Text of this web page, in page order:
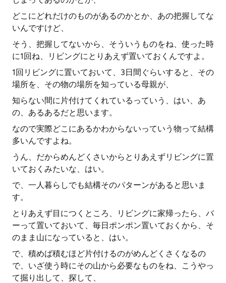
どこにどれだけのものがあるのかとか、あの把握してな
いんですけど、
そう、把握してないから、そういうものをね、使った時
に1回ね、リビングにとりあえず置いておくんですよ。
1回リビングに置いておいて、3日間ぐらいすると、その
場所を、その物の場所を知っている母親が、
知らない間に片付けてくれているっていう、はい、あ
の、あるあるだと思います。
なので実際どこにあるかわからないっていう物って結構
多いんですよね。
うん、だからめんどくさいからとりあえずリビングに置
いておくみたいな、はい。
で、一人暮らしでも結構そのパターンがあると思いま
す。
とりあえず目につくところ、リビングに家帰ったら、バ
ーって置いておいて、毎日ポンポン置いておくから、そ
のまま山になっていると、はい。
で、積めば積むほど片付けるのがめんどくさくなるの
で、いざ使う時にその山から必要なものをね、こうやっ
て掘り出して、探して、